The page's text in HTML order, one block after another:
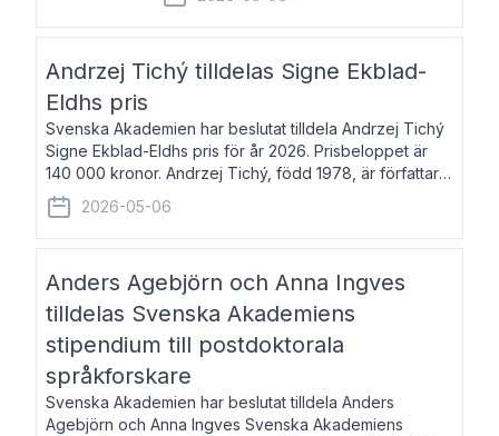
efterträder poeten Tua Forsström på
stol 18 och kommer att ta sitt inträde vid
Andrzej Tichý tilldelas Signe Ekblad-
Eldhs pris
Svenska Akademien har beslutat tilldela Andrzej Tichý
Signe Ekblad-Eldhs pris för år 2026. Prisbeloppet är
140 000 kronor. Andrzej Tichý, född 1978, är författare
och kulturskribent. Han debuterade 2005 med den
lovordade romanen Sex liter l
2026-05-06
Anders Agebjörn och Anna Ingves
tilldelas Svenska Akademiens
stipendium till postdoktorala
språkforskare
Svenska Akademien har beslutat tilldela Anders
Agebjörn och Anna Ingves Svenska Akademiens